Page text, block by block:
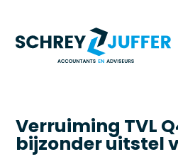
Verruiming TVL
bijzonder uitstel